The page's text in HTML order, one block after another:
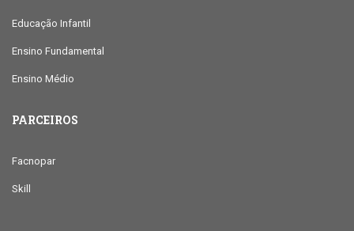
Educação Infantil
Ensino Fundamental
Ensino Médio
PARCEIROS
Facnopar
Skill